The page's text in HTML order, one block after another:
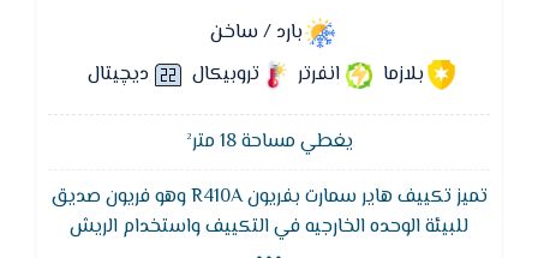
بارد / ساخن
بلازما
انفرتر تروبيكال ديچيتال
يغطي مساحة 18 متر²
تميز تكييف هاير سمارت بفريون R410A وهو فريون صديق
للبيئة الوحده الخارجيه في التكييف واستخدام الريش